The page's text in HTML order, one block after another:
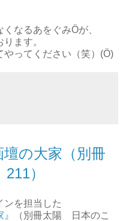
なるあをぐみÖが、
ます。
ってください（笑）(Ö)
の大家（別冊
）
ンを担当した
』
（別冊太陽 日本のこ